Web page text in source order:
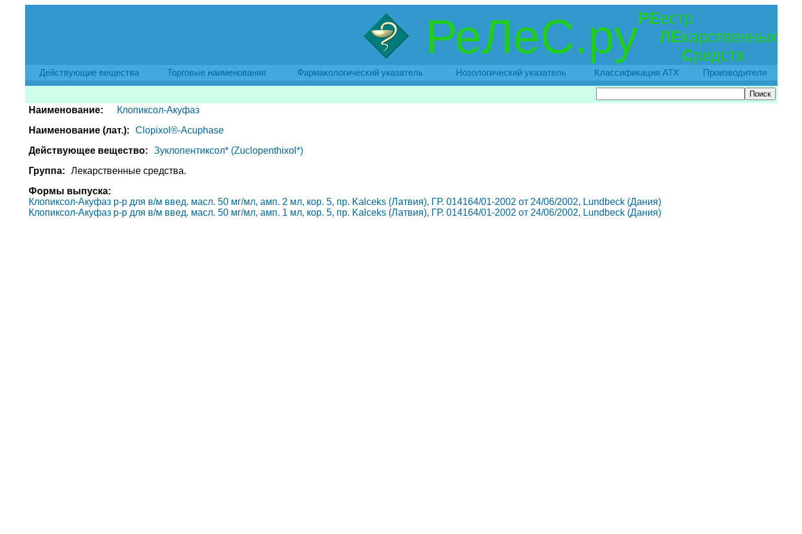
РеЛеС.руРЕестр
ЛЕкарственных
Средств
Действующие вещества Торговые наименования Фармакологический указатель Нозологический указатель Классификация АТХ Производители
Наименование:
Клопиксол-Акуфаз
Наименование (лат.):
Clopixol®-Acuphase
Действующее вещество:
Зуклопентиксол* (Zuclopenthixol*)
Группа:
Лекарственные средства.
Формы выпуска:
Клопиксол-Акуфаз р-р для в/м введ. масл. 50 мг/мл, амп. 2 мл, кор. 5, пр. Kalceks (Латвия), ГР. 014164/01-2002 от 24/06/2002, Lundbeck (Дания)
Клопиксол-Акуфаз р-р для в/м введ. масл. 50 мг/мл, амп. 1 мл, кор. 5, пр. Kalceks (Латвия), ГР. 014164/01-2002 от 24/06/2002, Lundbeck (Дания)